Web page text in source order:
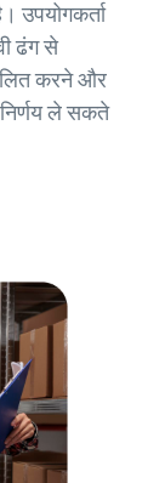
उपयोगकर्ता
ढंग से
करने और
ले सकते